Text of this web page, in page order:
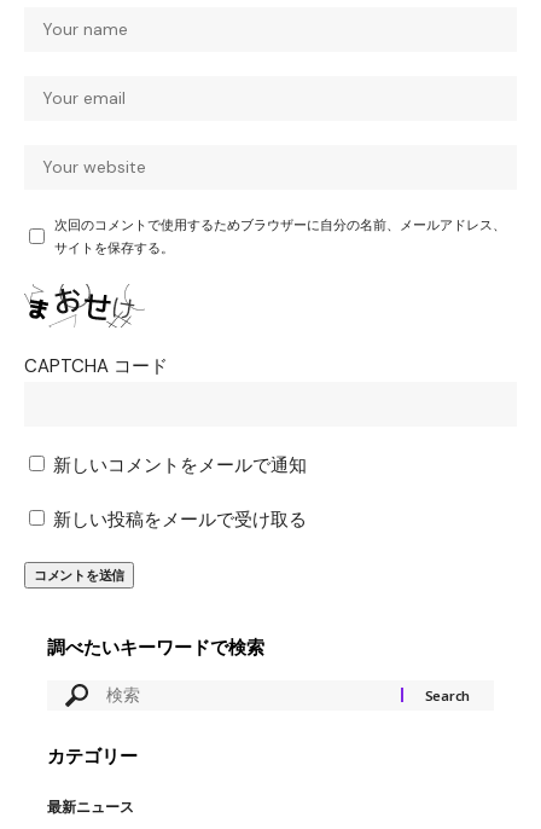
次回のコメントで使用するためブラウザーに自分の名前、メールアドレス、
サイトを保存する。
CAPTCHA コード
新しいコメントをメールで通知
新しい投稿をメールで受け取る
調べたいキーワードで検索
カテゴリー
最新ニュース